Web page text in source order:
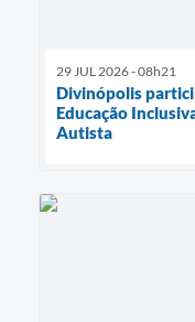
29 JUL 2026 - 08h21
Divinópolis
Educação
Autista